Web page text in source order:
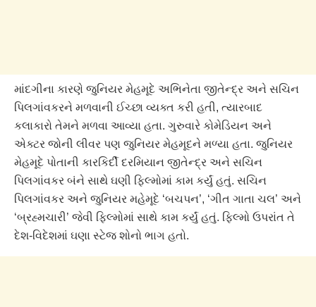
માંદગીના કારણે જુનિયર મેહમૂદે અભિનેતા જીતેન્દ્ર અને સચિન
પિલગાંવકરને મળવાની ઈચ્છા વ્યક્ત કરી હતી, ત્યારબાદ
કલાકારો તેમને મળવા આવ્યા હતા. ગુરુવારે કોમેડિયન અને
એક્ટર જોની લીવર પણ જુનિયર મેહમૂદને મળ્યા હતા. જુનિયર
મેહમૂદે પોતાની કારકિર્દી દરમિયાન જીતેન્દ્ર અને સચિન
પિલગાંવકર બંને સાથે ઘણી ફિલ્મોમાં કામ કર્યું હતું. સચિન
પિલગાંવકર અને જુનિયર મહેમૂદે ‘બચપન’, ‘ગીત ગાતા ચલ’ અને
‘બ્રહ્મચારી’ જેવી ફિલ્મોમાં સાથે કામ કર્યું હતું. ફિલ્મો ઉપરાંત તે
દેશ-વિદેશમાં ઘણા સ્ટેજ શોનો ભાગ હતો.